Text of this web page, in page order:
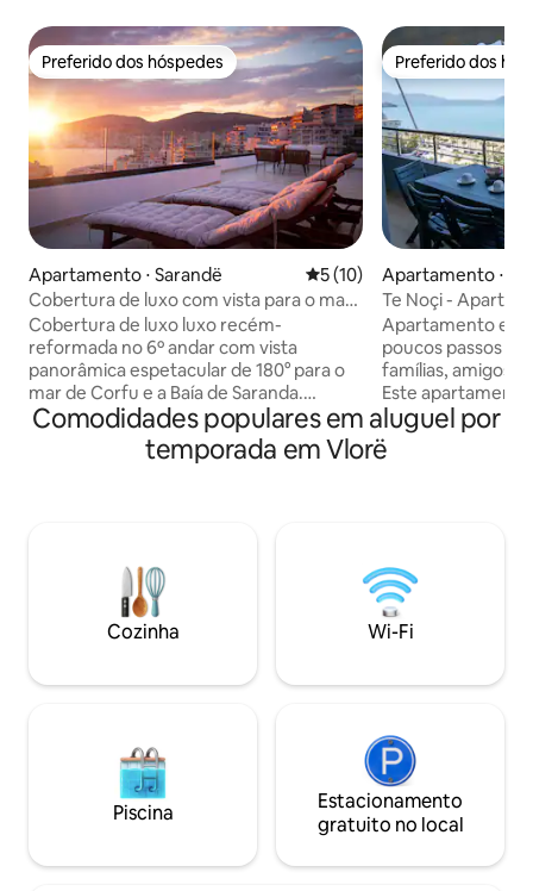
Preferido dos hóspedes
Preferido dos hóspedes
Apartamento ⋅ Sarandë 5 de uma avaliação média
5 (10)
Cobertura de luxo com vista para o mar •
Terraço enorme • Garagem
Cobertura de luxo luxo recém-
reformada no 6º andar com vista
panorâmica espetacular de 180° para o
mar de Corfu e a Baía de Saranda.
Grande terraço para apreciar o pôr do
sol com lounge ao ar livre,
espreguiçadeiras, chuveiro ao ar livre,
condicionado em todos os quartos e
estacionamento gratuito na garagem.
Ótima localização, a poucos minutos a
pé do oceano, de clubes de praia e
calçadão.
Preferido dos
Preferido dos
Apartamento ⋅
Te Noçi -
Apartamento
poucos passos
famílias, amigos
Este
confortável de 2
dispõe de uma
vista
tênis ou um
ensolarado ao
costa). Do nosso apartamento é uma
curta viagem
Comodidades populares em aluguel por
temporada em Vlorë
Cozinha Wi-Fi
Piscina
Estacionamento
gratuito no local